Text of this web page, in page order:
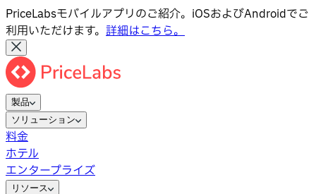
PriceLabsモバイルアプリのご紹介。iOSおよびAndroidでご
利用いただけます。 詳細はこちら。
製品
ソリューション
料金
ホテル
エンタープライズ
リソース